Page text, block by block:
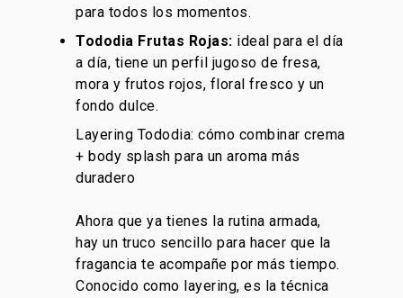
para todos los momentos.
Tododia Frutas Rojas: ideal para el día
a día, tiene un perfil jugoso de fresa,
mora y frutos rojos, floral fresco y un
fondo dulce.
Layering Tododia: cómo combinar crema
+ body splash para un aroma más
duradero
Ahora que ya tienes la rutina armada,
hay un truco sencillo para hacer que la
fragancia te acompañe por más tiempo.
Conocido como layering, es la técnica